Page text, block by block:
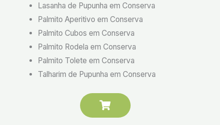
Lasanha de Pupunha em Conserva
Palmito Aperitivo em Conserva
Palmito Cubos em Conserva
Palmito Rodela em Conserva
Palmito Tolete em Conserva
Talharim de Pupunha em Conserva